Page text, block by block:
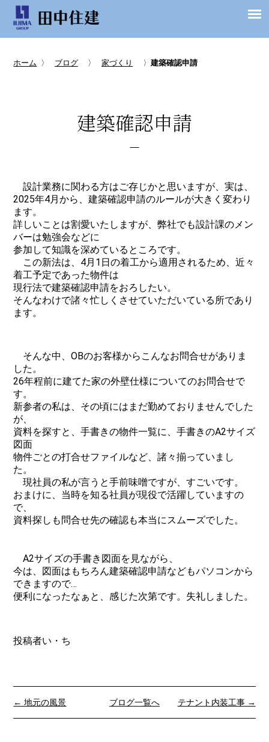
ホーム 〉 ブログ 〉 家づくり 〉 建築確認申請
建築確認申請
設計業務に関わる方はご存じかと思いますが、実は、
2025年4月から、建築確認申請のルールが大きく変わり
ます。
詳しいことは割愛いたしますが、弊社でも設計課のメン
バーは勉強会などに
参加して知識を深めているところです。
この新法は、4月1日の着工から適用されるため、近々
着工予定であった物件は
現行法で建築確認申請をおろしたい。
そんなわけで諸々忙しくさせていただいている所であり
ます。
そんな中、OBのお客様からこんなお問合せがありま
した。
26年程前に建てた家の外壁仕様についてのお問合せで
す。
新参者の私は、その頃にはまだ勤めておりませんでした
が、
資料を探すと、手書きの物件一覧に、手書きのA2サイズ
図面
物件ごとの打合せファイルなど、諸々揃っていまし
た。
現社員の私が言うと手前味噌ですが、すごいです。
おまけに、当時を知る社員が現役で活躍していますの
で、
資料探しも問合せ先の確認も本当にスムーズでした。
A2サイズの手書き図面を見ながら、
今は、図面はもちろん建築確認申請などもパソコンから
できますので…
便利になったなぁと、感じた次第です。失礼しました。
投稿者い・ち
← 地元の風景 ブログ一覧へ テナント内装工事 →